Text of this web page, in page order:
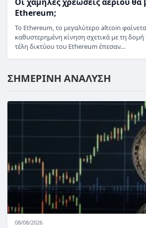
Ethereum;
Το Ethereum, το μεγαλύτερο altcoin
καθυστερημένη κίνηση σχετικά με τη
τέλη δικτύου του Ethereum έπεσαν…
ΣΗΜΕΡΙΝΗ ΑΝΑΛΥΣΗ
08/08/2026